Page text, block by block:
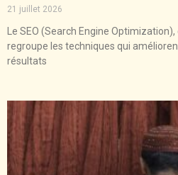
21 juillet 2026
Le SEO (Search Engine
regroupe les techniques qui
résultats